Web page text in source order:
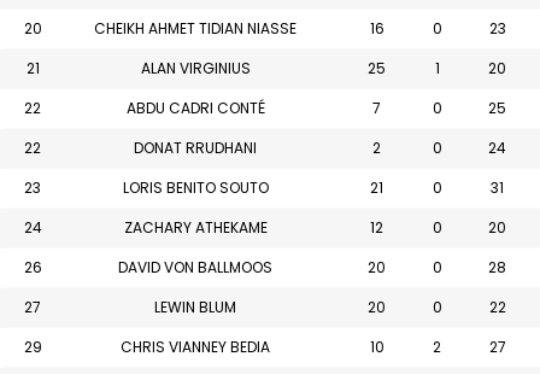
20
CHEIKH AHMET TIDIAN NIASSE 16 0
23
21
ALAN VIRGINIUS 25 1
20
22
ABDU CADRI CONTÉ 7 0
25
22
DONAT RRUDHANI 2 0
24
23
LORIS BENITO SOUTO 21 0
31
24
ZACHARY ATHEKAME 12 0
20
26
DAVID VON BALLMOOS 20 0
28
27
LEWIN BLUM 20 0
22
29
CHRIS VIANNEY BEDIA 10 2
27